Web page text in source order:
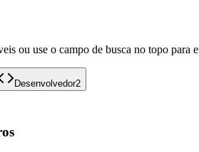
ou use o campo de busca no topo
Desenvolvedor2